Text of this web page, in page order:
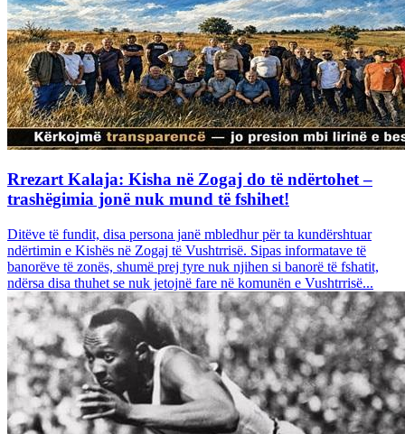
Rrezart Kalaja: Kisha në Zogaj do të ndërtohet –
trashëgimia jonë nuk mund të fshihet!
Ditëve të fundit, disa persona janë mbledhur për ta kundërshtuar
ndërtimin e Kishës në Zogaj të Vushtrrisë. Sipas informatave të
banorëve të zonës, shumë prej tyre nuk njihen si banorë të fshatit,
ndërsa disa thuhet se nuk jetojnë fare në komunën e Vushtrrisë...